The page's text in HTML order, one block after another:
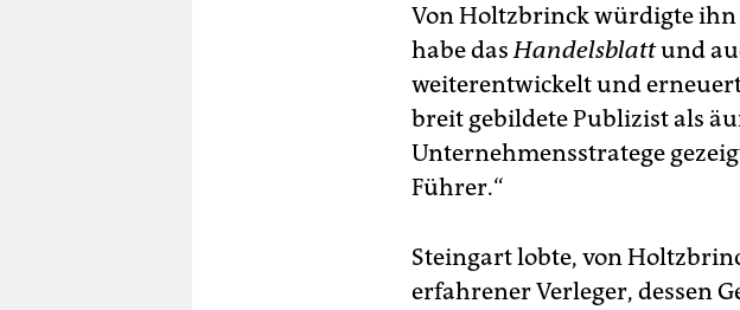
Von Holtzbrinck würdigte
habe dasHandelsblattund
weiterentwickelt und
breit gebildete Publizist als
Unternehmensstratege
Führer.“
Steingart lobte, von
erfahrener Verleger, dessen